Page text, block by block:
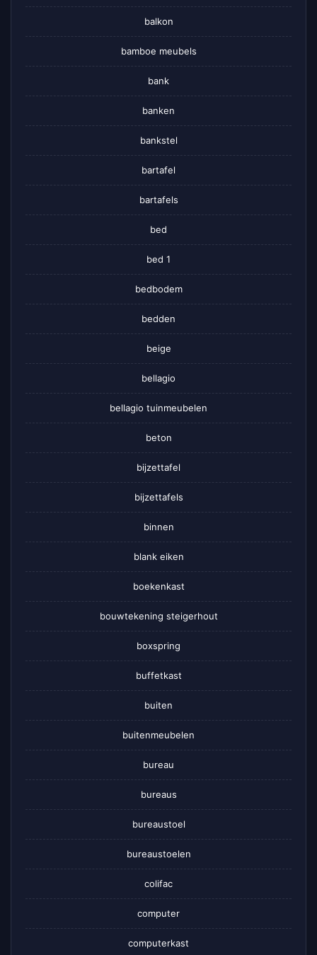
balkon
bamboe meubels
bank
banken
bankstel
bartafel
bartafels
bed
bed 1
bedbodem
bedden
beige
bellagio
bellagio tuinmeubelen
beton
bijzettafel
bijzettafels
binnen
blank eiken
boekenkast
bouwtekening steigerhout
boxspring
buffetkast
buiten
buitenmeubelen
bureau
bureaus
bureaustoel
bureaustoelen
colifac
computer
computerkast